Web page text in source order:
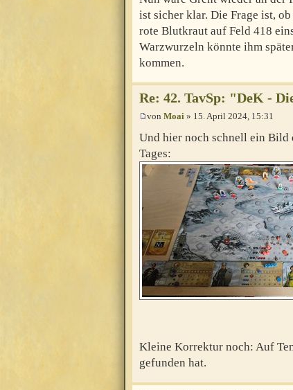
ist sicher klar. Die Frage ist,
rote Blutkraut auf Feld 418
Warzwurzeln könnte ihm
kommen.
Re: 42. TavSp: "DeK -
von Moai » 15. April 2024, 15:31
Und hier noch schnell ein Bild
Tages:
Kleine Korrektur noch: Auf
gefunden hat.